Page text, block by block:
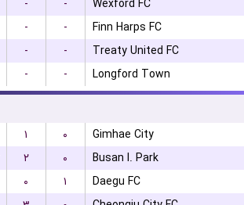
- - Wexford FC
- - Finn Harps FC
- - Treaty United FC
- - Longford Town
۱ ۰ Gimhae City
۲ ۰ Busan I. Park
۰ ۱ Daegu FC